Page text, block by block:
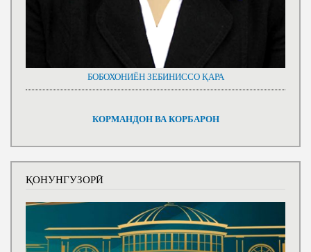
БОБОХОНИЁН ЗЕБИНИССО ҚАРА
КОРМАНДОН ВА КОРБАРОН
ҚОНУНГУЗОРӢ